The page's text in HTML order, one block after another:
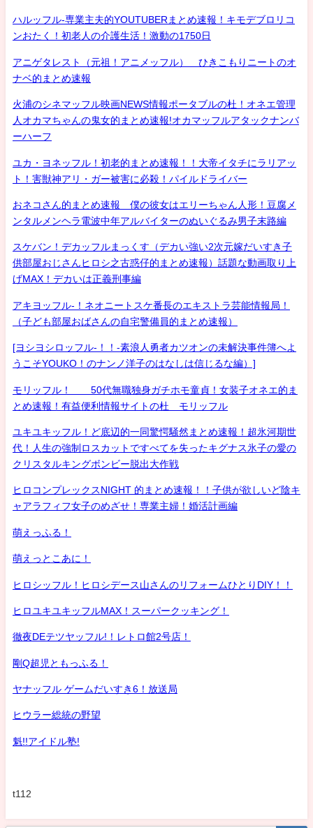
ハルッフル-専業主夫的YOUTUBERまとめ速報！キモデブロリコ
ンおたく！初老人の介護生活！激動の1750日
アニゲタレスト（元祖！アニメッフル） ひきこもりニートのオ
ナベ的まとめ速報
火浦のシネマッフル映画NEWS情報ポータブルの杜！オネエ管理
人オカマちゃんの鬼女的まとめ速報!オカマッフルアタックナンバ
ーハーフ
ユカ・ヨネッフル！初老的まとめ速報！！大帝イタチにラリアッ
ト！害獣神アリ・ガー被害に必殺！パイルドライバー
おネコさん的まとめ速報 僕の彼女はエリーちゃん人形！豆腐メ
ンタルメンヘラ電波中年アルバイターのぬいぐるみ男子末路編
スケバン！デカッフルまっくす（デカい強い2次元嫁だいすき子
供部屋おじさんヒロシ之古惑仔的まとめ速報）話題な動画取り上
げMAX！デカいは正義刑事編
アキヨッフル-！ネオニートスケ番長のエキストラ芸能情報局！
（子ども部屋おばさんの自宅警備員的まとめ速報）
[ヨシヨシロッフル-！！-素浪人勇者カツオンの未解決事件簿へよ
うこそYOUKO！のナンノ洋子のはなしは信じるな編）]
モリッフル！ 50代無職独身ガチホモ童貞！女装子オネエ的ま
とめ速報！有益便利情報サイトの杜 モリッフル
ユキユキッフル！ど底辺的一同驚愕騒然まとめ速報！超氷河期世
代！人生の強制ロスカットですべてを失ったキグナス氷子の愛の
クリスタルキングボンビー脱出大作戦
ヒロコンプレックスNIGHT 的まとめ速報！！子供が欲しいど陰キ
ャアラフィフ女子のめざせ！専業主婦！婚活計画編
萌えっふる！
萌えっとこあに！
ヒロシッフル！ヒロシデース山さんのリフォームひとりDIY！！
ヒロユキユキッフルMAX！スーパークッキング！
徹夜DEテツヤッフル!！レトロ館2号店！
剛Q超児ともっふる！
ヤナッフル ゲームだいすき6！放送局
ヒウラー総統の野望
魁!!アイドル塾!
t112